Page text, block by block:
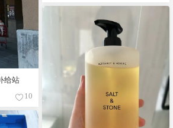
给站
10